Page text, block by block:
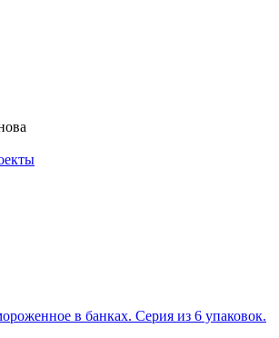
в банках. Серия из 6 упаковок.